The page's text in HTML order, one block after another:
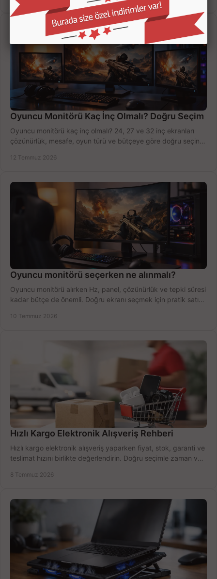
Oyuncu Monitörü Kaç İnç Olmalı? Doğru Seçim
Oyuncu monitörü kaç inç olmalı? 24, 27 ve 32 inç ekranları
çözünürlük, mesafe, oyun türü ve bütçeye göre doğru seçin,
12 Temmuz 2026
Oyuncu monitörü seçerken ne alınmalı?
Oyuncu monitörü alırken Hz, panel, çözünürlük ve tepki süresi
kadar bütçe de önemli. Doğru ekranı seçmek için pratik satın
10 Temmuz 2026
Hızlı Kargo Elektronik Alışveriş Rehberi
Hızlı kargo elektronik alışveriş yaparken fiyat, stok, garanti ve
teslimat hızını birlikte değerlendirin. Doğru seçimle zaman ve
8 Temmuz 2026